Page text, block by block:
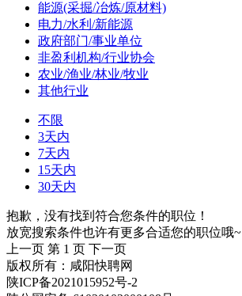
能源(采掘/冶炼/原材料)
电力/水利/新能源
政府部门/事业单位
非盈利机构/行业协会
农业/渔业/林业/牧业
其他行业
不限
3天内
7天内
15天内
30天内
抱歉，没有找到符合您条件的职位！
放宽搜索条件也许有更多合适您的职位哦~
上一页 第 1 页 下一页
版权所有：咸阳快聘网
陕ICP备2021015952号-2